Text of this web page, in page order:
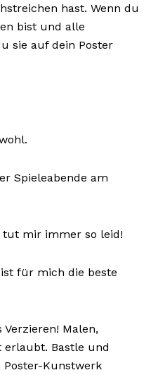
hast. Wenn du
bist und alle
sie auf dein Poster
Spieleabende am
tut mir immer so leid!
für mich die beste
Malen,
Bastle und
Kunstwerk